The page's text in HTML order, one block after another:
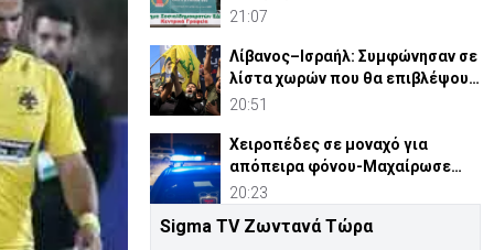
καλεί ο Κ. Μαυρονικόλας
21:07
Λίβανος–Ισραήλ: Συμφώνησαν σε
λίστα χωρών που θα επιβλέψουν
αφοπλισμό Χεζμπολά
20:51
Χειροπέδες σε μοναχό για
απόπειρα φόνου-Μαχαίρωσε
στο λαιμό 53χρονο
20:23
Β. Κορέα: Σούπα με κρέας σκύλου
Sigma TV Ζωντανά Τώρα